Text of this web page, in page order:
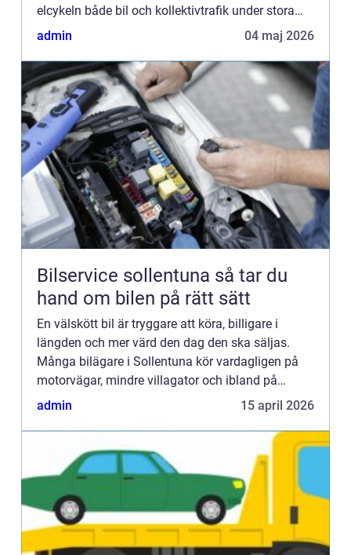
elcykeln både bil och kollektivtrafik under stora
delar av året. Den sparar tid, minskar kostnader
admin 04 maj 2026
Bilservice sollentuna så tar du
hand om bilen på rätt sätt
En välskött bil är tryggare att köra, billigare i
längden och mer värd den dag den ska säljas.
Många bilägare i Sollentuna kör vardagligen på
motorvägar, mindre villagator och ibland på
sämre vägar med hål och kanter. Det sliter mer än
admin 15 april 2026